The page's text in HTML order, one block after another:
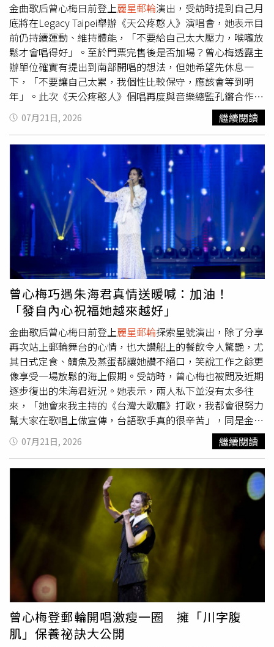
金曲歌后曾心梅日前登上麗星郵輪演出，受訪時提到自己月
底將在Legacy Taipei舉辦《天公疼憨人》演唱會，她表示目
前仍持續運動、維持體能，「不要給自己太大壓力，喉嚨放
鬆才會唱得好」。至於門票完售後是否加場？曾心梅透露主
辦單位確實有提出到南部開唱的想法，但她希望先休息一
下，「不要讓自己太累，我個性比較保守，應該會等到明
年」。此次《天公疼憨人》個唱再度與音樂總監孔鏘合作，
曾心梅笑說，孔鏘就像自己的「定心丸」，「有些歌我自己
很想唱，但可能會有盲點。以前演唱會我很喜歡唱Mariah
Carey、Whitney Houston的歌，本來還想唱Celine Dion的
〈All by Myself〉，都是孔鏘幫我Hold住」，她也預告，這
次演唱會將特別挑戰Whitney Houston的英文歌曲。至於外
界關心孔鏘的健康狀況，曾心梅透露，兩人2020年合作
《台灣大歌廳》時，正好都是身體最不好的時候，「那時候
我喉嚨也不好，兩個人都不好。孔鏘大概花了2年時間恢
復，我喉嚨則花了3年才好。」如今她欣慰表示：「生病真
的要看醫生，孔鏘現在狀況非常好，後來有貴人相助，平常
還是要靠瑋瑋（老婆）照顧，我們也都會提醒他，不要吃太
多甜食」。曾心梅月底將在Legacy Taipei舉辦《天公疼憨
人》演唱會。（圖／麗星郵輪提供）
07月21日, 2026 繼續閱讀
曾心梅巧遇朱海君真情送暖喊：加油！
「發自內心祝福她越來越好」
金曲歌后曾心梅日前登上麗星郵輪探索星號演出，除了分享
再次站上郵輪舞台的心情，也大讚船上的餐飲令人驚艷，尤
其日式定食、鯖魚及蒸蛋都讓她讚不絕口，笑說工作之餘更
像享受一場放鬆的海上假期。受訪時，曾心梅也被問及近期
逐步復出的朱海君近況。她表示，兩人私下並沒有太多往
來，「她會來我主持的《台灣大歌廳》打歌，我都會很努力
幫大家在歌唱上做宣傳，台語歌手真的很辛苦」，同是金曲
歌后的兩人彼此惺惺相惜曾心梅透露，最近一次見到朱海君
是在錄製《超級夜總會》時，當時特別向對方說了一句「加
油」，並真誠表示：「其實說再多，很多事情還是要靠自
己，但我是發自內心祝福她，希望她越來越好。」朱海君近
期逐步復出，接下不少工作。（圖／蘇聖倫攝）除了曾心梅
暑假檔期將持續推出多場精彩主題航次。8月9
日將舉辦「康康星光演唱會航次」，由綜藝天王康康帶來多
首經典歌曲，搭配招牌幽默互動，陪伴旅客度過歡樂海上夜
晚。緊接著8月23日登場的「原住民主題航次」，則邀請金
曲歌后紀曉君、人氣歌手巴大雄及葛西瓦共同登船，透過音
樂演出、文化交流及特色活動，展現台灣原住民族豐富的人
文底蘊，讓旅客在欣賞精彩表演之餘，也能感受台灣多元文
化魅力，為今年暑假留下難忘的海上回憶。
07月21日, 2026 繼續閱讀
曾心梅登郵輪開唱激瘦一圈 擁「川字腹
肌」保養祕訣大公開